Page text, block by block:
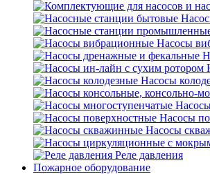
Насосы
Насосы
Насосы
Насосы
Реле давления
Пожарное оборудование